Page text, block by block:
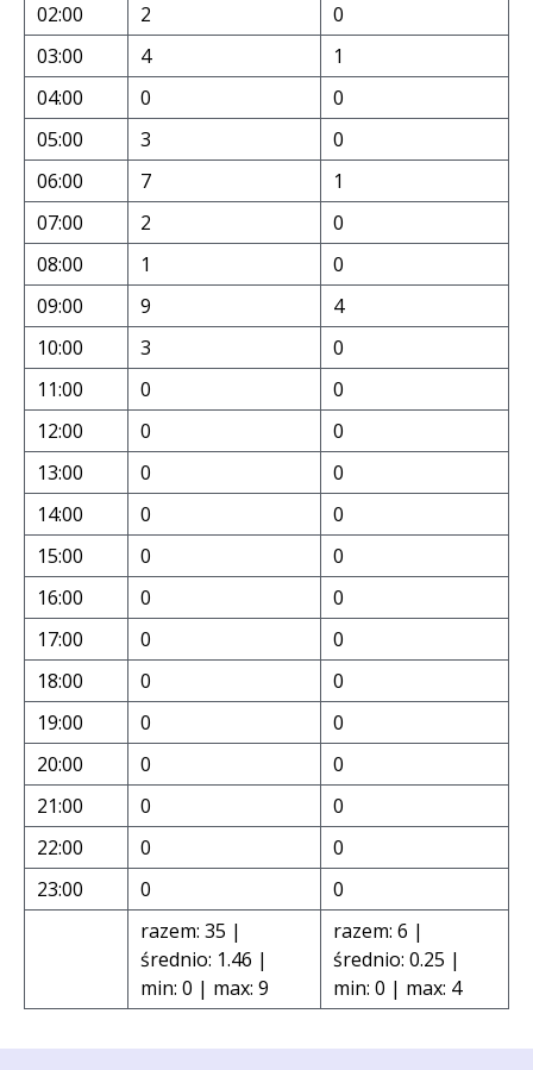
02:00
2
0
03:00
4
1
04:00
0
0
05:00
3
0
06:00
7
1
07:00
2
0
08:00
1
0
09:00
9
4
10:00
3
0
11:00
0
0
12:00
0
0
13:00
0
0
14:00
0
0
15:00
0
0
16:00
0
0
17:00
0
0
18:00
0
0
19:00
0
0
20:00
0
0
21:00
0
0
22:00
0
0
23:00
0
0
razem: 35 |
średnio: 1.46 |
min: 0 | max: 9
razem: 6 |
średnio: 0.25 |
min: 0 | max: 4